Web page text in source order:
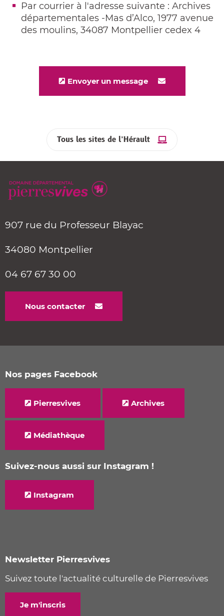
Par courrier à l'adresse suivante : Archives
départementales -Mas d’Alco, 1977 avenue
des moulins, 34087 Montpellier cedex 4
Envoyer un message
Tous les sites de l’Hérault
907 rue du Professeur Blayac
34080 Montpellier
04 67 67 30 00
Nous contacter
Nos pages Facebook
Pierresvives Archives
Médiathèque
Suivez-nous aussi sur Instagram !
Instagram
Newsletter Pierresvives
Suivez toute l'actualité culturelle de Pierresvives
Je m'inscris